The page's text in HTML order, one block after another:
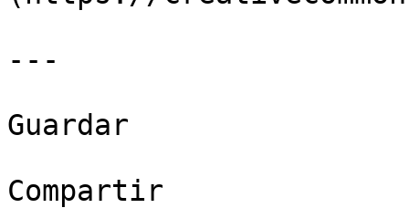
---
Guardar
Compartir